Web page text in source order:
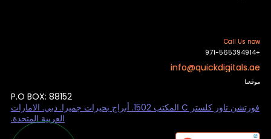
Call Us now
+971-565394914
info@quickdigitals.ae
موقعنا
P.O BOX: 88152
فورتشن تاور كلستر C المكتب 1502. أبراج بحيرات جميرا. دبي. الامارات
العربية المتحدة.